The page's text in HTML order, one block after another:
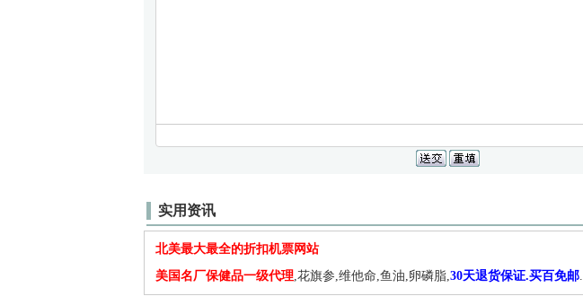
实用资讯
北美最大最全的折扣机票网站
美国名厂保健品一级代理,花旗参,维他命,鱼油,卵磷脂,30天退货保证.买百免邮.